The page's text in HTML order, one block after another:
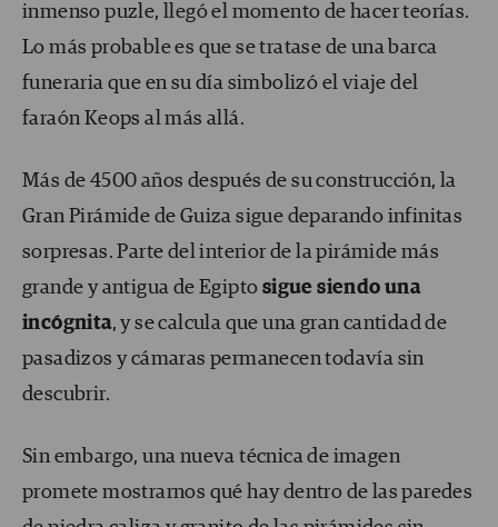
inmenso puzle, llegó el momento de hacer teorías.
Lo más probable es que se tratase de una barca
funeraria que en su día simbolizó el viaje del
faraón Keops al más allá.
Más de 4500 años después de su construcción, la
Gran Pirámide de Guiza sigue deparando infinitas
sorpresas. Parte del interior de la pirámide más
grande y antigua de Egipto sigue siendo una
incógnita, y se calcula que una gran cantidad de
pasadizos y cámaras permanecen todavía sin
descubrir.
Sin embargo, una nueva técnica de imagen
promete mostrarnos qué hay dentro de las paredes